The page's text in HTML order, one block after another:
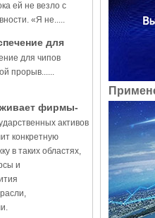
ей не везло с
«Я не.....
для
собой
для чипов
прорыв......
фирмы-
в
активов
конкретную
в таких областях,
и